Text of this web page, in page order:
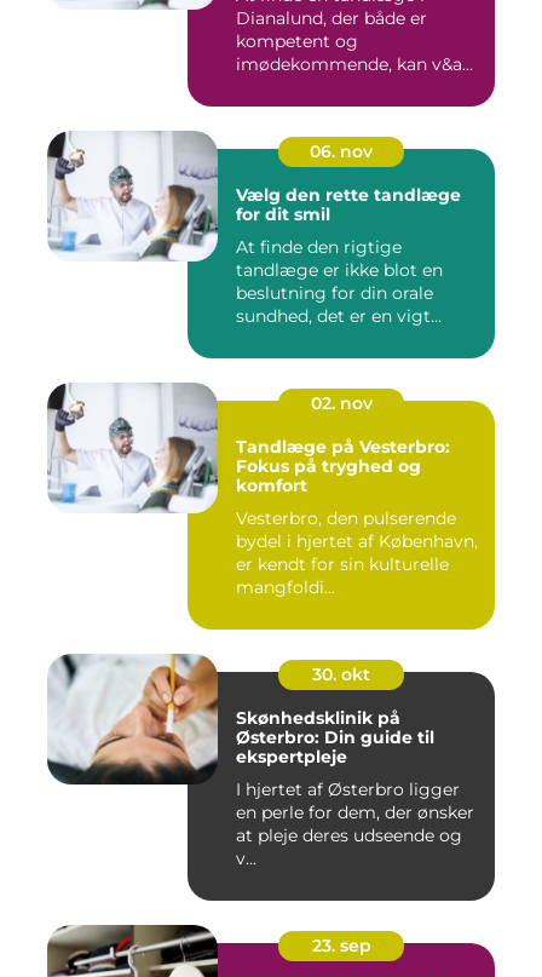
Dianalund, der både er
kompetent og
imødekommende, kan v&a...
06. nov
Vælg den rette tandlæge
for dit smil
At finde den rigtige
tandlæge er ikke blot en
beslutning for din orale
sundhed, det er en vigt...
02. nov
Tandlæge på Vesterbro:
Fokus på tryghed og
komfort
Vesterbro, den pulserende
bydel i hjertet af København,
er kendt for sin kulturelle
mangfoldi...
30. okt
Skønhedsklinik på
Østerbro: Din guide til
ekspertpleje
I hjertet af Østerbro ligger
en perle for dem, der ønsker
at pleje deres udseende og
v...
23. sep